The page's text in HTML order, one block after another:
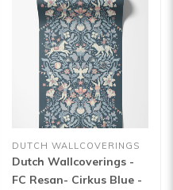
DUTCH WALLCOVERINGS
Dutch Wallcoverings -
FC Resan- Cirkus Blue -